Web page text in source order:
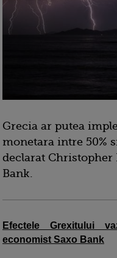
Grecia ar putea
monetara intre 50%
declarat Christopher
Bank.
Efectele Grexitului
economist Saxo Bank